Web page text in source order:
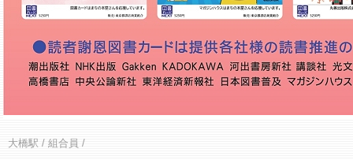
大橋駅 / 組合員 /